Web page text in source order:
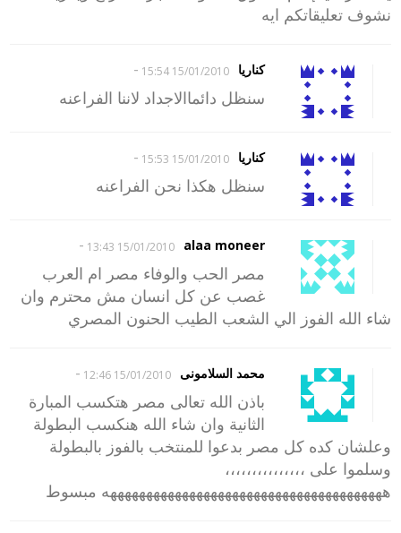
نشوف تعليقاتكم ايه
كناريا 15/01/2010 15:54
-
سنظل دائماالاجداد لاننا الفراعنه
كناريا 15/01/2010 15:53
-
سنظل هكذا نحن الفراعنه
alaa moneer
15/01/2010 13:43
-
مصر الحب والوفاء مصر ام العرب
غصب عن كل انسان مش محترم وان
شاء الله الفوز الي الشعب الطيب الحنون المصري
محمد السلامونى 15/01/2010 12:46
-
باذن الله تعالى مصر هتكسب المبارة
الثانية وان شاء الله هنكسب البطولة
وعلشان كده كل مصر بدعوا للمنتخب بالفوز بالبطولة
وسلموا على ،،،،،،،،،،،،،،،
هههههههههههههههههههههههههههههههههههههههه مبسوط